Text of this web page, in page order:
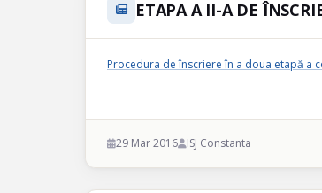
ETAPA A II-A DE
Procedura de înscriere în a doua etapă a
29 Mar 2016 ISJ Constanta